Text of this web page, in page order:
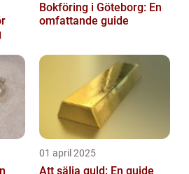
Bokföring i Göteborg: En
omfattande guide
01 april 2025
Att sälja guld: En guide